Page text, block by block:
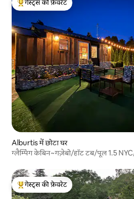
गेस्ट्स का टॉप फ़ेवरेट
गेस्ट्स की फ़ेवरेट
Alburtis में छोटा घर
ग्लैम्पिंग केबिन~गज़ेबो/हॉट टब/पूल 1.5
गेस्ट्स का टॉप फ़ेवरेट
गेस्ट्स की फ़ेवरेट